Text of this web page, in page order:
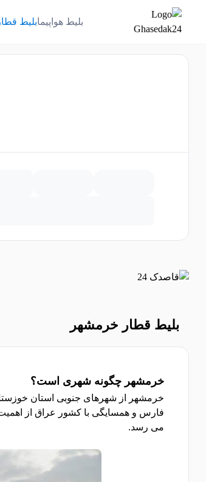
بلیط هواپیمابلیط قطار
بلیط قطار خرمشهر
خرمشهر چگونه شهری است؟
می رسد.